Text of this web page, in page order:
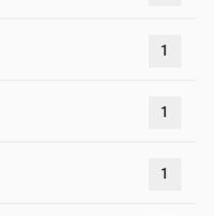
1
1
1